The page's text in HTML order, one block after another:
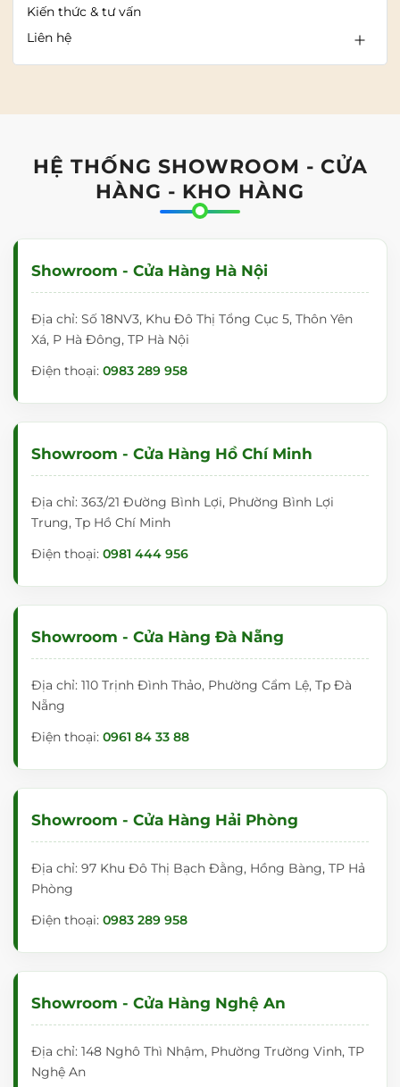
Kiến thức & tư vấn
Liên hệ
HỆ THỐNG SHOWROOM - CỬA
HÀNG - KHO HÀNG
Showroom - Cửa Hàng Hà Nội
Địa chỉ: Số 18NV3, Khu Đô Thị Tổng Cục 5, Thôn Yên
Xá, P Hà Đông, TP Hà Nội
Điện thoại: 0983 289 958
Showroom - Cửa Hàng Hồ Chí Minh
Địa chỉ: 363/21 Đường Bình Lợi, Phường Bình Lợi
Trung, Tp Hồ Chí Minh
Điện thoại: 0981 444 956
Showroom - Cửa Hàng Đà Nẵng
Địa chỉ: 110 Trịnh Đình Thảo, Phường Cẩm Lệ, Tp Đà
Nẵng
Điện thoại: 0961 84 33 88
Showroom - Cửa Hàng Hải Phòng
Địa chỉ: 97 Khu Đô Thị Bạch Đằng, Hồng Bàng, TP Hả
Phòng
Điện thoại: 0983 289 958
Showroom - Cửa Hàng Nghệ An
Địa chỉ: 148 Nghô Thì Nhậm, Phường Trường Vinh, TP
Nghệ An